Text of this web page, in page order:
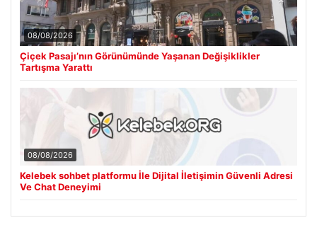
08/08/2026
Çiçek Pasajı’nın Görünümünde Yaşanan Değişiklikler
Tartışma Yarattı
08/08/2026
Kelebek sohbet platformu İle Dijital İletişimin Güvenli Adresi
Ve Chat Deneyimi